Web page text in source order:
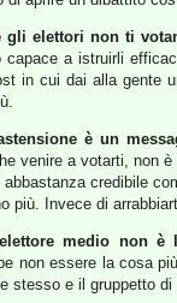
gli elettori non ti
capace a istruirli
in cui dai alla gente
è un
venire a votarti, non
credibile
più. Invece di
medio non è
non essere la cosa
stesso e il gruppetto